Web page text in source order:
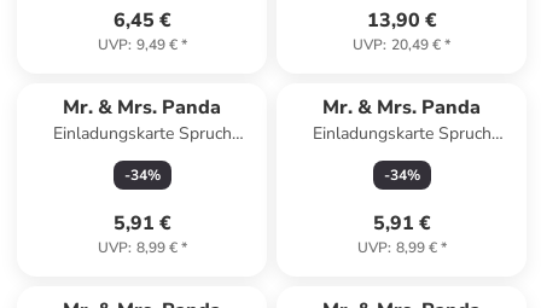
6,45 €
UVP: 9,49 €*
13,90 €
UVP: 20,49 €*
Mr. & Mrs. Panda
Einladungskarte Spruch
Geborgenheit im Zuhause ... in
Meeresbrise
-34%
5,91 €
UVP: 8,99 €*
Mr. & Mrs. Panda
Einladungskarte Spruch
Geborgenheit im Zuhause ... in
Lavendeltraum
-34%
5,91 €
UVP: 8,99 €*